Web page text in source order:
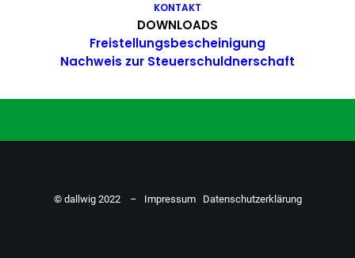
KONTAKT
DOWNLOADS
Freistellungsbescheinigung
Nachweis zur Steuerschuldnerschaft
ZU DEN STELLENANGEBOTEN
© dallwig 2022 – Impressum Datenschutzerklärung